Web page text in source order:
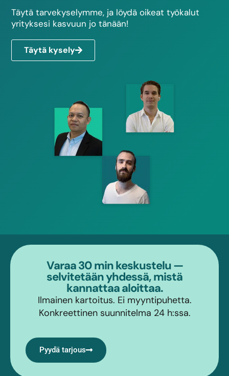
Täytä tarvekyselymme, ja löydä oikeat työkalut
yrityksesi kasvuun jo tänään!
Täytä kysely
Varaa 30 min keskustelu —
selvitetään yhdessä, mistä
kannattaa aloittaa.
Ilmainen kartoitus. Ei myyntipuhetta.
Konkreettinen suunnitelma 24 h:ssa.
Pyydä tarjous